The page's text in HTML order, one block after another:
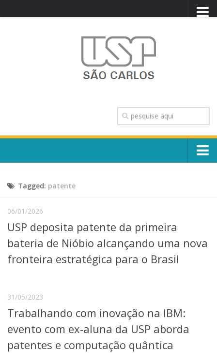
TRANSPARÊNCIA
OUVIDORIA
CONTATO
Escola, Institutos e Órgãos
Núcleos e Comissões
Telefones e Mapas
Pessoas
Graduação
Cursos de Extensão
Pesquisa e Inovação
Linhas de Pesquisa
Centros, Núcleos e Projetos em Rede
Pós-doutorado
Tagged: patente
06/01/2026
USP deposita patente da primeira
bateria de Nióbio alcançando uma nova
fronteira estratégica para o Brasil
31/05/2023
Trabalhando com inovação na IBM:
evento com ex-aluna da USP aborda
patentes e computação quântica